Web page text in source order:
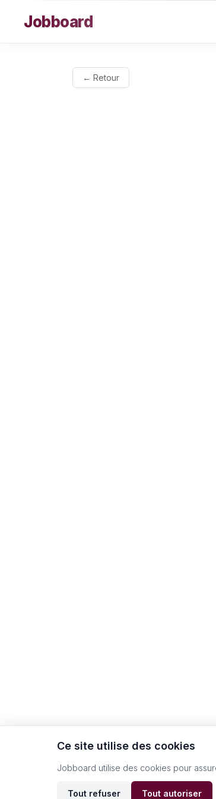
Jobboard
← Retour
Ce site utilise des cookies
Jobboard utilise des cookies pour
Tout refuser Tout autoriser